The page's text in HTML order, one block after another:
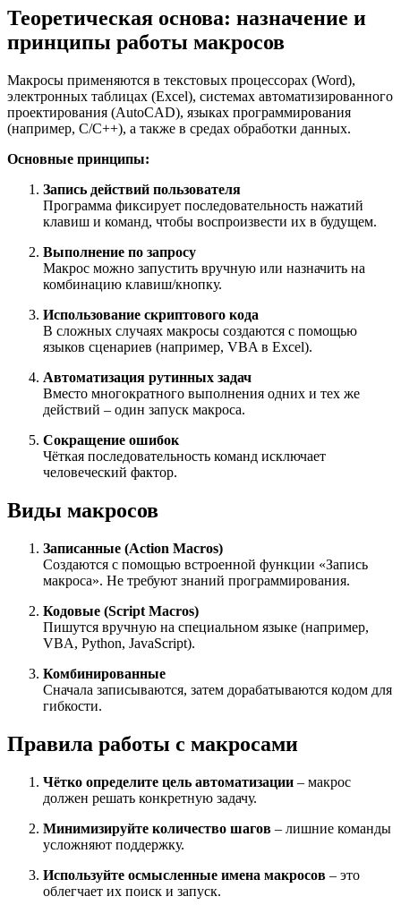
Теоретическая основа: назначение и
принципы работы макросов
Макросы применяются в текстовых процессорах (Word),
электронных таблицах (Excel), системах автоматизированного
проектирования (AutoCAD), языках программирования
(например, C/C++), а также в средах обработки данных.
Основные принципы:
Запись действий пользователя
Программа фиксирует последовательность нажатий
клавиш и команд, чтобы воспроизвести их в будущем.
Выполнение по запросу
Макрос можно запустить вручную или назначить на
комбинацию клавиш/кнопку.
Использование скриптового кода
В сложных случаях макросы создаются с помощью
языков сценариев (например, VBA в Excel).
Автоматизация рутинных задач
Вместо многократного выполнения одних и тех же
действий – один запуск макроса.
Сокращение ошибок
Чёткая последовательность команд исключает
человеческий фактор.
Виды макросов
Записанные (Action Macros)
Создаются с помощью встроенной функции «Запись
макроса». Не требуют знаний программирования.
Кодовые (Script Macros)
Пишутся вручную на специальном языке (например,
VBA, Python, JavaScript).
Комбинированные
Сначала записываются, затем дорабатываются кодом для
гибкости.
Правила работы с макросами
Чётко определите цель автоматизации – макрос
должен решать конкретную задачу.
Минимизируйте количество шагов – лишние команды
усложняют поддержку.
Используйте осмысленные имена макросов – это
облегчает их поиск и запуск.